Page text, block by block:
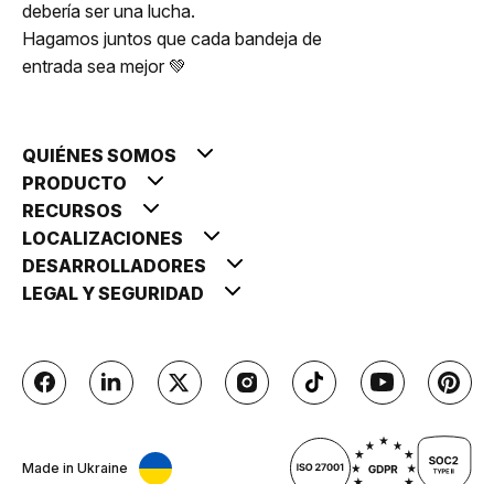
debería ser una lucha.
Hagamos juntos que cada bandeja de
entrada sea mejor 💚
QUIÉNES SOMOS
PRODUCTO
RECURSOS
LOCALIZACIONES
DESARROLLADORES
LEGAL Y SEGURIDAD
Made in Ukraine